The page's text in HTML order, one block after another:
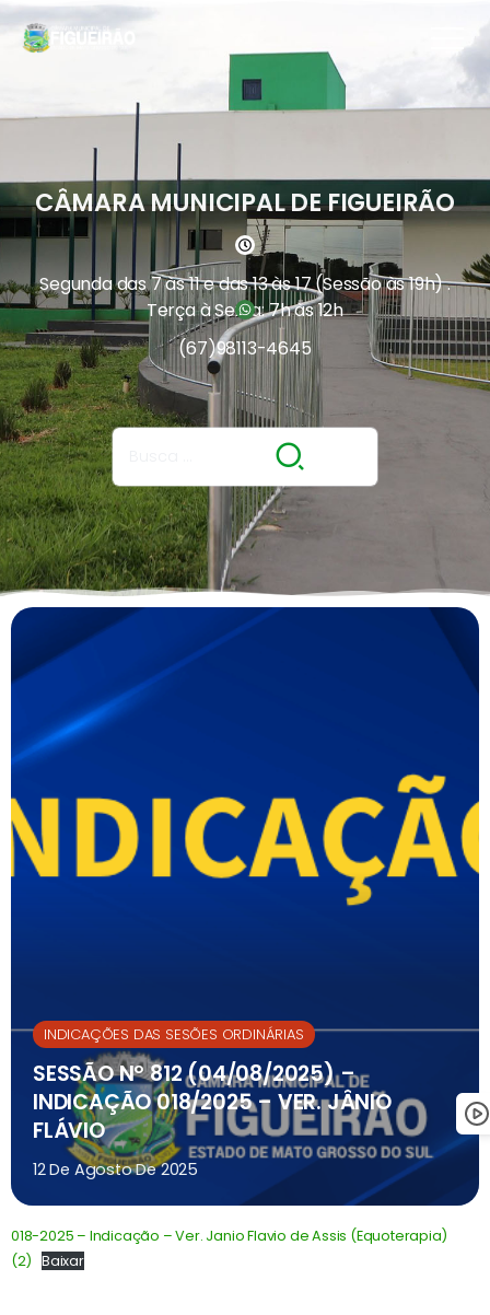
CÂMARA MUNICIPAL DE FIGUEIRÃO
Segunda das 7 às 11 e das 13 às 17 (Sessão às 19h) .
Terça à Sexta: 7h às 12h
(67)98113-4645
INDICAÇÕES DAS SESÕES ORDINÁRIAS
SESSÃO Nº 812 (04/08/2025) –
INDICAÇÃO 018/2025 – VER. JÂNIO
FLÁVIO
12 De Agosto De 2025
018-2025 – Indicação – Ver. Janio Flavio de Assis (Equoterapia)
(2) Baixar